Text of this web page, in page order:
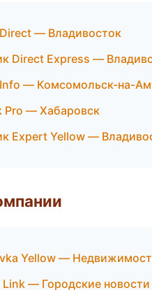
— Владивосток
Direct Express —
— Комсомольск-на-
Pro — Хабаровск
Expert Yellow —
Yellow —
Link — Городские